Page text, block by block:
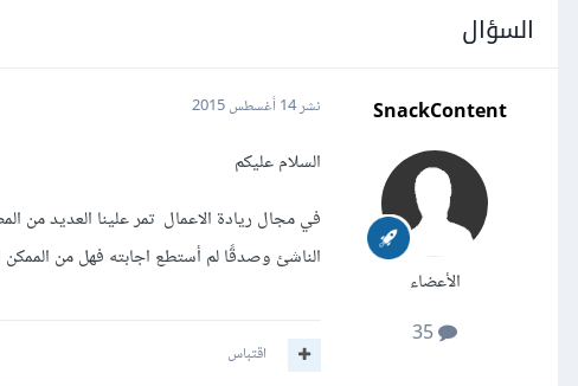
السؤال
SnackContent
الأعضاء
نشر14 أغسطس 2015
السلام عليكم
الناشئ وصدقًا لم أستطع اجابته فهل من
اقتباس